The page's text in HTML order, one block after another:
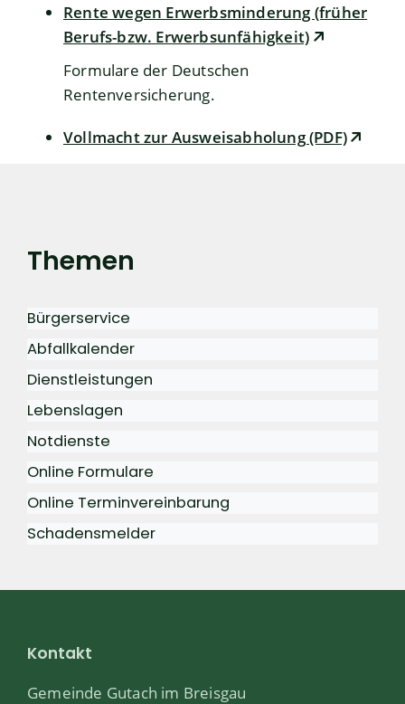
Rente wegen Erwerbsminderung (früher
Berufs-bzw. Erwerbsunfähigkeit)
Formulare der Deutschen
Rentenversicherung.
Vollmacht zur Ausweisabholung (PDF)
Themen
Bürgerservice
Abfallkalender
Dienstleistungen
Lebenslagen
Notdienste
Online Formulare
Online Terminvereinbarung
Schadensmelder
Kontakt
Gemeinde Gutach im Breisgau